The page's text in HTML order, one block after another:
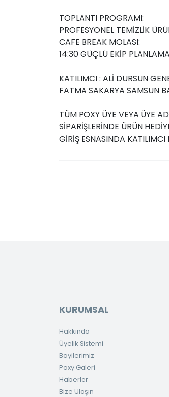
TOPLANTI PROGRAMI:
PROFESYONEL TEMİZLİK
CAFE BREAK MOLASI:
14:30 GÜÇLÜ EKİP
KATILIMCI : ALİ DURSUN
FATMA SAKARYA SAMSUN
TÜM POXY ÜYE VEYA ÜYE
SİPARİŞLERİNDE ÜRÜN
GİRİŞ ESNASINDA KATILIMCI
KURUMSAL
Hakkında
Üyelik Sistemi
Bayilerimiz
Poxy Galeri
Haberler
Bize Ulaşın